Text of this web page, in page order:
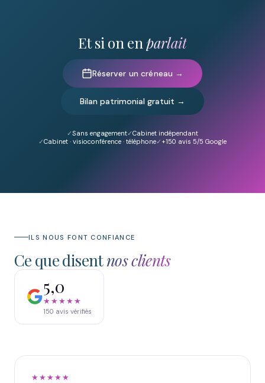
Et si on enparlait
Réserver un créneau →
Bilan patrimonial gratuit →
Sans engagement
Cabinet indépendant
Cabinet · visioconférence · téléphone
+150 avis 5/5 Google
ILS NOUS FONT CONFIANCE
Ce que disentnos clients
5,0
★★★★★
150 avis vérifiés
★★★★★